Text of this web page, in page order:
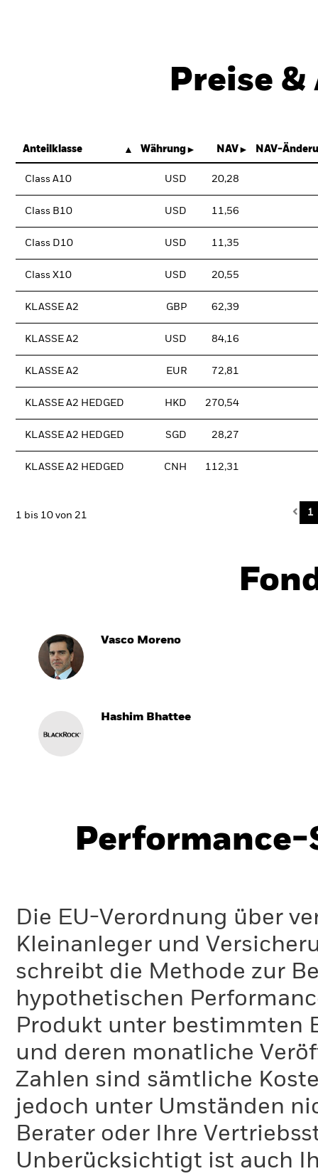
Preise
Anteilklasse Währung NAV NAV-
Class A10 USD 20,28
Class B10 USD 11,56
Class D10 USD 11,35
Class X10 USD 20,55
KLASSE A2 GBP 62,39
KLASSE A2 USD 84,16
KLASSE A2 EUR 72,81
KLASSE A2 HEDGED HKD 270,54
KLASSE A2 HEDGED SGD 28,27
KLASSE A2 HEDGED CNH 112,31
1 bis 10 von 21 1
Vasco Moreno
Hashim Bhattee
Performance-
Die EU-Verordnung über
Kleinanleger und
schreibt die Methode zur
hypothetischen
Produkt unter bestimmten
und deren monatliche
Zahlen sind sämtliche
jedoch unter Umständen
Berater oder Ihre
Unberücksichtigt ist auch